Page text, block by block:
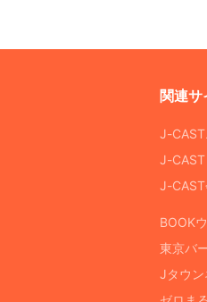
関連サ
J-
J-
J-
BOOK
東京バ
Jタウン